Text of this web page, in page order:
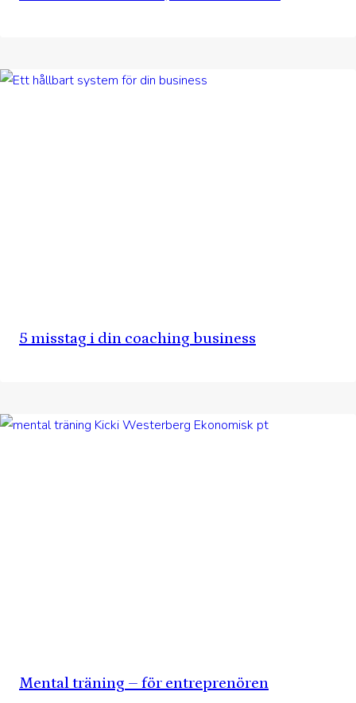
5 misstag i din coaching business
Mental träning – för entreprenören